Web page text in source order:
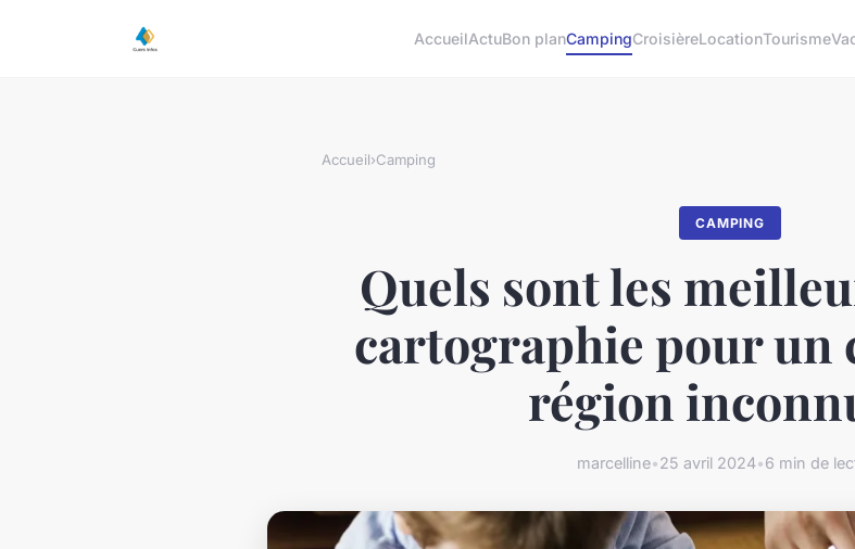
AccueilActuBon planCampingCroisièreLocationTourisme
Accueil›Camping
CAMPING
Quels sont les
cartographie pour un
région
marcelline•25 avril 2024•6 min de